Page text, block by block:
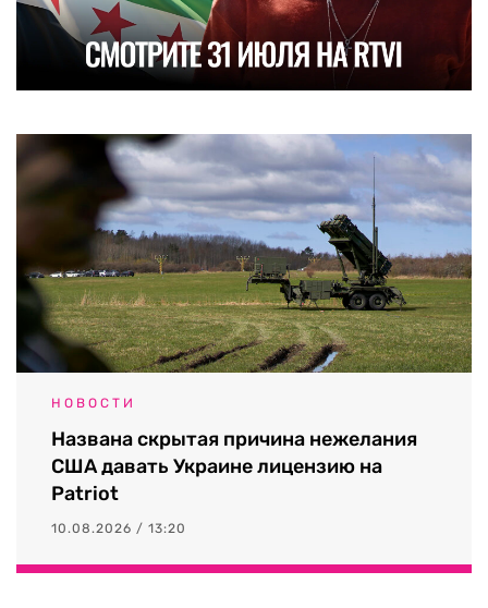
НОВОСТИ
Названа скрытая причина нежелания
США давать Украине лицензию на
Patriot
10.08.2026 / 13:20